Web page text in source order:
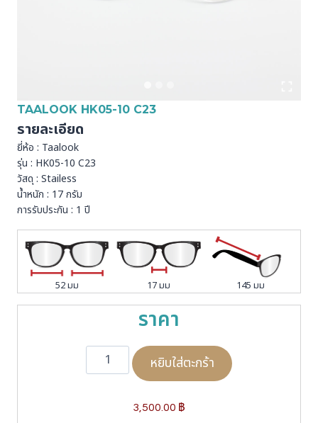
TAALOOK HK05-10 C23
รายละเอียด
ยี่ห้อ : Taalook
รุ่น : HK05-10 C23
วัสดุ : Stailess
น้ำหนัก : 17 กรัม
การรับประกัน : 1 ปี
52 มม 17 มม 145 มม
ราคา
จำ
หยิบใส่ตะกร้า
3,500.00 ฿